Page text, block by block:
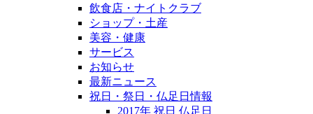
飲食店・ナイトクラブ
ショップ・土産
美容・健康
サービス
お知らせ
最新ニュース
祝日・祭日・仏足日情報
2017年 祝日 仏足日